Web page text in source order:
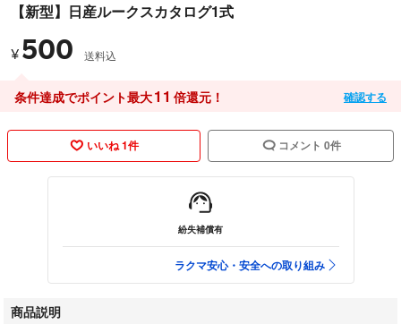
【新型】日産ルークスカタログ1式
¥ 500 送料込
条件達成でポイント最大11 倍還元！ 確認する
いいね 1件 コメント 0件
紛失補償有
ラクマ安心・安全への取り組み
商品説明